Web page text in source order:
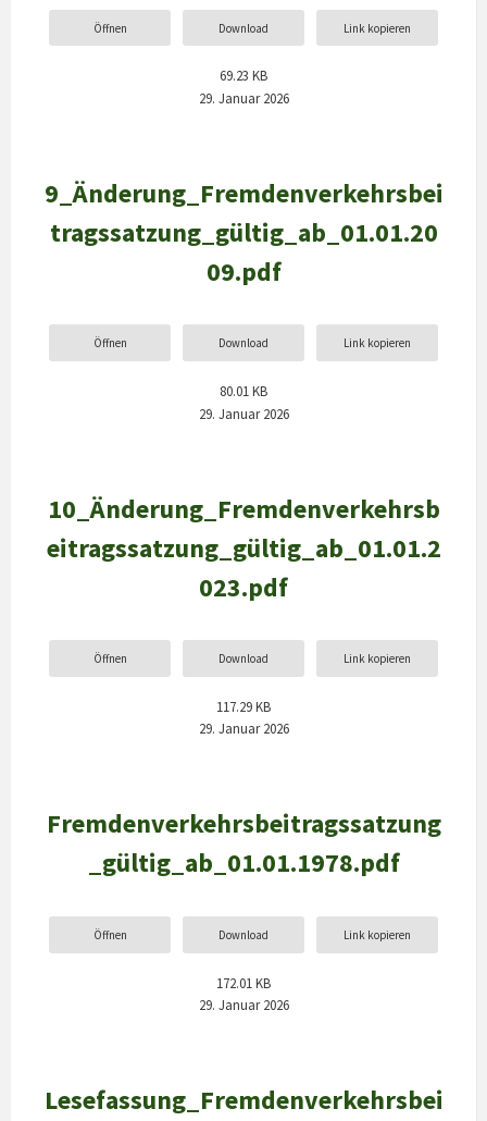
Öffnen Download Link kopieren
69.23 KB
29. Januar 2026
9_Änderung_Fremdenverkehrsbei
tragssatzung_gültig_ab_01.01.20
09.pdf
Öffnen Download Link kopieren
80.01 KB
29. Januar 2026
10_Änderung_Fremdenverkehrsb
eitragssatzung_gültig_ab_01.01.2
023.pdf
Öffnen Download Link kopieren
117.29 KB
29. Januar 2026
Fremdenverkehrsbeitragssatzung
_gültig_ab_01.01.1978.pdf
Öffnen Download Link kopieren
172.01 KB
29. Januar 2026
Lesefassung_Fremdenverkehrsbei